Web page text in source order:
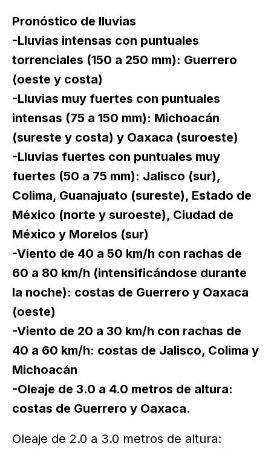
Pronóstico de lluvias
-Lluvias intensas con puntuales
torrenciales (150 a 250 mm): Guerrero
(oeste y costa)
-Lluvias muy fuertes con puntuales
intensas (75 a 150 mm): Michoacán
(sureste y costa) y Oaxaca (suroeste)
-Lluvias fuertes con puntuales muy
fuertes (50 a 75 mm): Jalisco (sur),
Colima, Guanajuato (sureste), Estado de
México (norte y suroeste), Ciudad de
México y Morelos (sur)
-Viento de 40 a 50 km/h con rachas de
60 a 80 km/h (intensificándose durante
la noche): costas de Guerrero y Oaxaca
(oeste)
-Viento de 20 a 30 km/h con rachas de
40 a 60 km/h: costas de Jalisco, Colima y
Michoacán
-Oleaje de 3.0 a 4.0 metros de altura:
costas de Guerrero y Oaxaca.
Oleaje de 2.0 a 3.0 metros de altura: